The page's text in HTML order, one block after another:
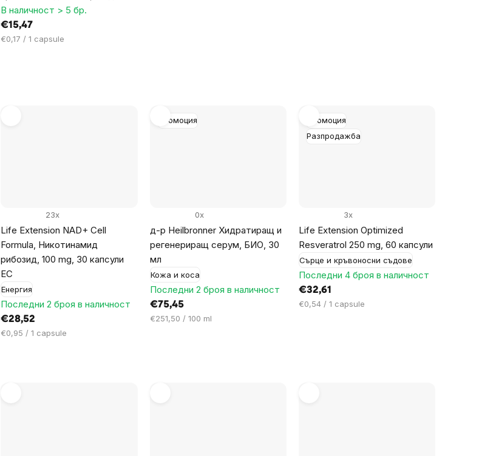
В наличност > 5 бр.
€15,47
Цена
€0,17 / 1 capsule
Life Extension NAD+ Cell
Formula, Никотинамид
рибозид, 100 mg, 30 капсули
ЕС
Енергия
23x
Последни 2 броя в наличност
€28,52
Цена
€0,95 / 1 capsule
Промоция
д-р Heilbronner Хидратиращ и
регенериращ серум, БИО, 30
мл
Кожа и коса
0x
Последни 2 броя в наличност
€75,45
Цена
€251,50 / 100 ml
Промоция
Разпродажба
Life Extension Optimized
Resveratrol 250 mg, 60 капсули
Сърце и кръвоносни съдове
3x
Последни 4 броя в наличност
€32,61
Цена
€0,54 / 1 capsule